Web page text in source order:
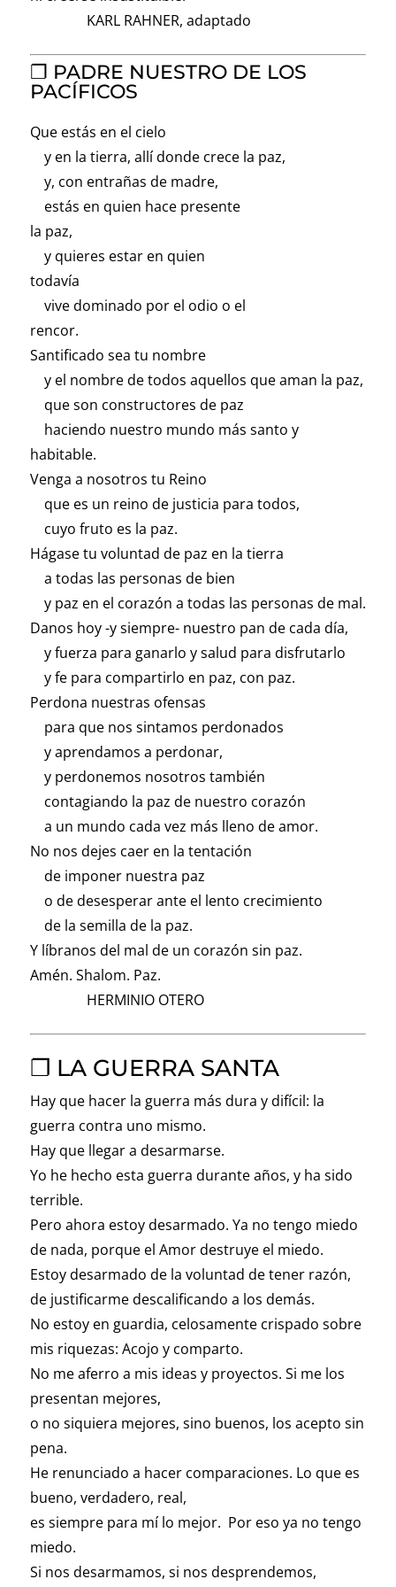
KARL RAHNER, adaptado
❐ PADRE NUESTRO DE LOS
PACÍFICOS
Que estás en el cielo
y en la tierra, allí donde crece la paz,
y, con entrañas de madre,
estás en quien hace presente
la paz,
y quieres estar en quien
todavía
vive dominado por el odio o el
rencor.
Santificado sea tu nombre
y el nombre de todos aquellos que aman la paz,
que son constructores de paz
haciendo nuestro mundo más santo y
habitable.
Venga a nosotros tu Reino
que es un reino de justicia para todos,
cuyo fruto es la paz.
Hágase tu voluntad de paz en la tierra
a todas las personas de bien
y paz en el corazón a todas las personas de mal.
Danos hoy -y siempre- nuestro pan de cada día,
y fuerza para ganarlo y salud para disfrutarlo
y fe para compartirlo en paz, con paz.
Perdona nuestras ofensas
para que nos sintamos perdonados
y aprendamos a perdonar,
y perdonemos nosotros también
contagiando la paz de nuestro corazón
a un mundo cada vez más lleno de amor.
No nos dejes caer en la tentación
de imponer nuestra paz
o de desesperar ante el lento crecimiento
de la semilla de la paz.
Y líbranos del mal de un corazón sin paz.
Amén. Shalom. Paz.
HERMINIO OTERO
❐ LA GUERRA SANTA
Hay que hacer la guerra más dura y difícil: la
guerra contra uno mismo.
Hay que llegar a desarmarse.
Yo he hecho esta guerra durante años, y ha sido
terrible.
Pero ahora estoy desarmado. Ya no tengo miedo
de nada, porque el Amor destruye el miedo.
Estoy desarmado de la voluntad de tener razón,
de justificarme descalificando a los demás.
No estoy en guardia, celosamente crispado sobre
mis riquezas: Acojo y comparto.
No me aferro a mis ideas y proyectos. Si me los
presentan mejores,
o no siquiera mejores, sino buenos, los acepto sin
pena.
He renunciado a hacer comparaciones. Lo que es
bueno, verdadero, real,
es siempre para mí lo mejor. Por eso ya no tengo
miedo.
Si nos desarmamos, si nos desprendemos,